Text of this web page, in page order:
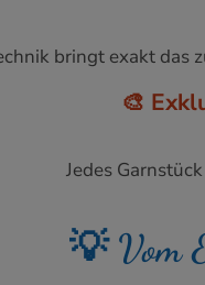
bringt exakt das
🎨
Jedes
💡 Vom